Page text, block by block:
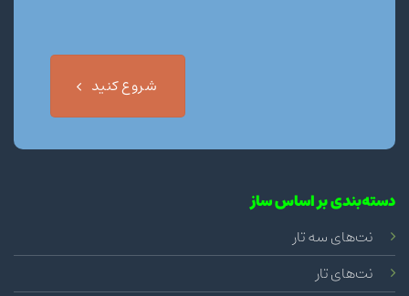
شروع کنید
دسته‌بندی بر اساس ساز
نت‌های سه تار
نت‌های تار